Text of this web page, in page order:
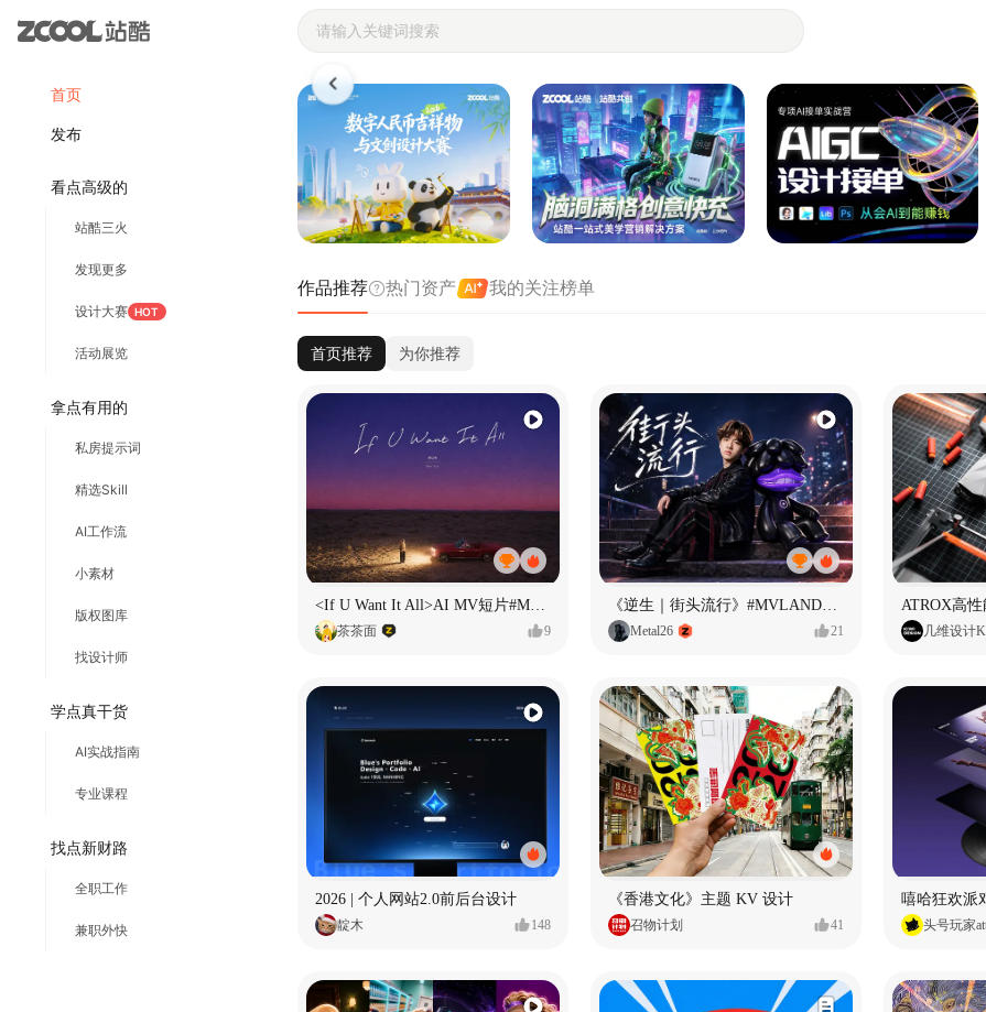
首页
发布
看点高级的
站酷三火
发现更多
设计大赛 HOT
活动展览
拿点有用的
私房提示词
精选Skill
AI工作流
小素材
版权图库
找设计师
学点真干货
AI实战指南
专业课程
找点新财路
全职工作
兼职外快
站酷ZCOOL - 设计师们都在站酷
作品推荐 热门资产 我的关注榜单
首页推荐 为你推荐
<If U Want It All>AI MV短片#MVLAND嘻哈狂欢派对
茶茶面 9
《逆生｜街头流行》#MVLAND嘻哈狂欢派对
Metal26 21
ATROX高
几维设计
2026 | 个人网站2.0前后台设计
靛木 148
《香港文化》主题 KV 设计
召物计划 41
嘻哈狂欢派
头号玩家